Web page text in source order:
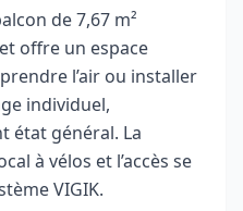
de 7,67 m²
offre un espace
l’air ou installer
individuel,
état général. La
à vélos et l’accès se
VIGIK.